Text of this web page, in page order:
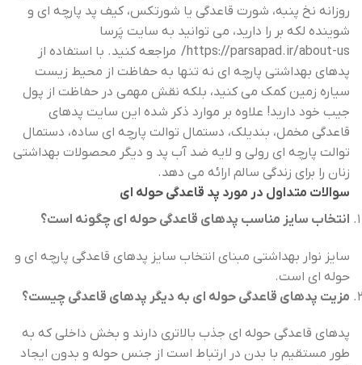
روزانه نخ پنبه، شورت قاعدگی یا شورتکس، کیف پد پارچه ای و
شوینده لکه بر را دارید، می توانید به سایت پَرسا
https://parsapad.ir/about-us/
مراجعه کنید. با استفاده از
پدهای بهداشتی پارچه ای نه تنها به حفاظت از محیط زیست
سیاره زمین کمک می کنید، بلکه نقش مهمی در حفاظت از پول
جیب خود دارید! علاوه بر موارد ذکر شده این سایت پدهای
قاعدگی مخمل، بندیلک، دستمال توالت پارچه ای ساده، دستمال
توالت پارچه ای رولی و لایه ضد آب پد و دیگر محصولات بهداشتی
زنان را برای زندگی سالم ارائه می دهد.
سوالات متداول در مورد پد قاعدگی حوله ای
انتخاب سایز مناسب پدهای قاعدگی حوله ای چگونه است؟
سایز نوار بهداشتی مبنای انتخاب سایز پدهای قاعدگی پارچه ای و
حوله ای است.
مزیت پدهای قاعدگی حوله ای به دیگر پدهای قاعدگی چیست؟
پدهای قاعدگی حوله ای جذب بالاتری دارند و بخش داخلی که به
طور مستقیم با بدن در ارتباط است از جنس حوله و بدون ایجاد